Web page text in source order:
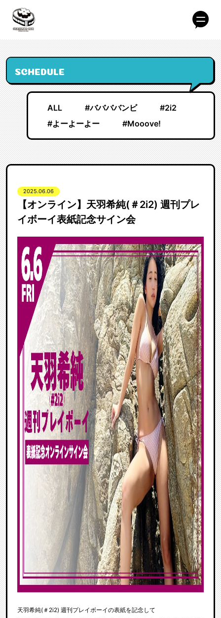
SCHEDULE
ALL #ババババンビ
#2i2
#よーよーよー
#Mooove!
2025.06.06
【オンライン】天羽希純(＃2i2) 週刊プレ
イボーイ表紙記念サイン会
天羽希純(＃2i2) 週刊プレイボーイの表紙を記念して